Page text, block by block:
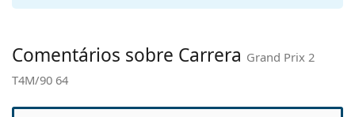
Dobradiça de
mola:
Não
Comentários sobre Carrera Grand Prix 2
T4M/90 64